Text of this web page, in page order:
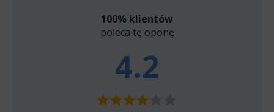
100% klientów
poleca tę oponę
4.2